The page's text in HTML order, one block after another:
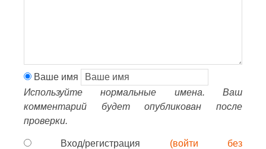
Ваше имя
Используйте нормальные имена. Ваш
комментарий будет опубликован после
проверки.
Вход/регистрация (войти без